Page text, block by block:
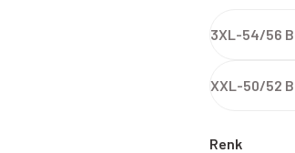
3XL-54/56
XXL-50/52
Renk